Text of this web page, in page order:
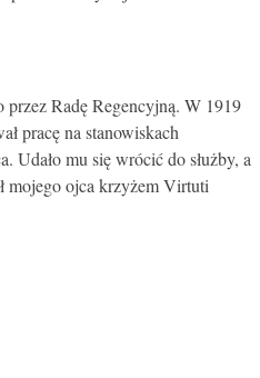
przez Radę Regencyjną. W 1919
pracę na stanowiskach
Udało mu się wrócić do służby, a
mojego ojca krzyżem Virtuti